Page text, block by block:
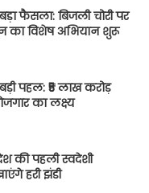
फैसला: बिजली चोरी पर
का विशेष अभियान शुरू
पहल: ₹5 लाख करोड़
का लक्ष्य
की पहली स्वदेशी
हरी झंडी